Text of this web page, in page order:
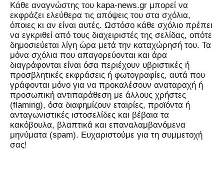
Kάθε αναγνώστης του kapa-news.gr μπορεί να
εκφράζει ελεύθερα τις απόψεις του στα σχόλια,
όποιες κι αν είναι αυτές. Ωστόσο κάθε σχόλιο πρέπει
να εγκριθεί από τους διαχειριστές της σελίδας, οπότε
δημοσιεύεται λίγη ώρα μετά την καταχώρησή του. Τα
μόνα σχόλια που απαγορεύονται και άρα
διαγράφονται είναι όσα περιέχουν υβριστικές ή
προσβλητικές εκφράσεις ή φωτογραφίες, αυτά που
γράφονται μόνο για να προκαλέσουν αναταραχή ή
προσωπική αντιπαράθεση με άλλους χρήστες
(flaming), όσα διαφημίζουν εταιρίες, προϊόντα ή
ανταγωνιστικές ιστοσελίδες και βέβαια τα
κακόβουλα, βλαπτικά και επαναλαμβανόμενα
μηνύματα (spam). Ευχαριστούμε για τη συμμετοχή
σας!